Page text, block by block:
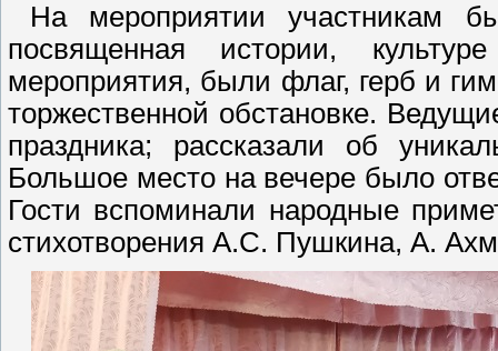
На мероприятии участникам
посвященная истории,
мероприятия, были флаг, герб и
торжественной обстановке.
праздника; рассказали об
Большое место на вечере было
Гости вспоминали народные
стихотворения А.С. Пушкина, А.